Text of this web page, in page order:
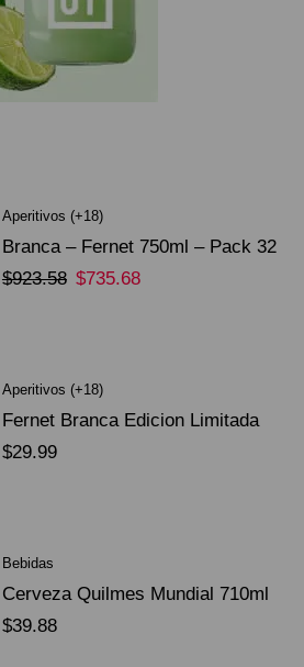
Aperitivos (+18)
Branca – Fernet 750ml – Pack 32
Unidades
$923.58 $735.68
Aperitivos (+18)
Fernet Branca Edicion Limitada
Dorado Mundial
$29.99
Bebidas
Cerveza Quilmes Mundial 710ml
packX4
$39.88